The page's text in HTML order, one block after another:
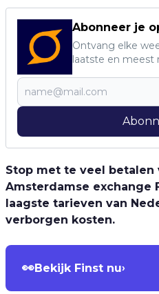
Abonneer je
Ontvang elke
laatste en meest
Stop met te veel betalen
Amsterdamse exchange
laagste tarieven van
verborgen kosten.
👀Bekijk Finst nu›